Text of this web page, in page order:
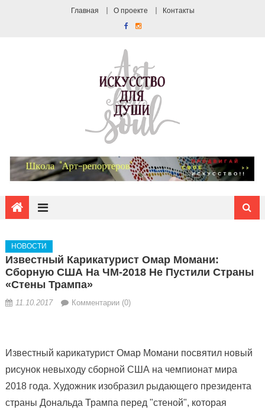
Главная О проекте Контакты
НОВОСТИ
Известный Карикатурист Омар Момани:
Сборную США На ЧМ-2018 Не Пустили Страны
«Стены Трампа»
11.10.2017 Комментарии (0)
Известный карикатурист Омар Момани посвятил новый
рисунок невыходу сборной США на чемпионат мира
2018 года. Художник изобразил рыдающего президента
страны Дональда Трампа перед "стеной", которая